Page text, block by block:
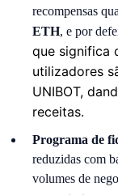
recompensas
ETH, e por
que significa
utilizadores
UNIBOT,
receitas.
Programa de
reduzidas com
volumes de